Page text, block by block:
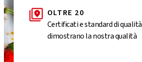
OLTRE 20
Certificati e standard di qualità
dimostrano la nostra qualità